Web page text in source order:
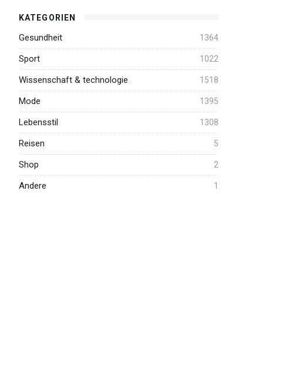
KATEGORIEN
Gesundheit 1364
Sport 1022
Wissenschaft & technologie 1518
Mode 1395
Lebensstil 1308
Reisen 5
Shop 2
Andere 1